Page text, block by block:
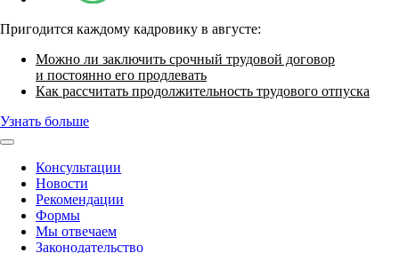
Пригодится каждому кадровику в августе:
Можно ли заключить срочный трудовой договор
и постоянно его продлевать
Как рассчитать продолжительность трудового отпуска
Узнать больше
Консультации
Новости
Рекомендации
Формы
Мы отвечаем
Законодательство